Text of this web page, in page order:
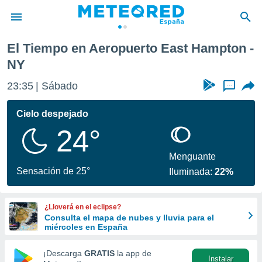
de
para
la
calidad.
a este
forma
digital
El Tiempo en Aeropuerto East Hampton -
NY
23:35 Sábado ...
Cielo despejado
24°
Sensación de 25°
Menguante
Iluminada:22%
¿Lloverá en el eclipse?
Consulta el mapa de nubes y lluvia para el
miércoles en España
¡Descarga GRATIS la app de
Instalar